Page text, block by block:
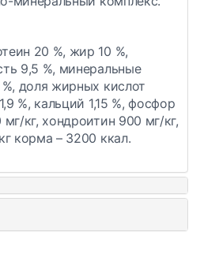
20 %, жир 10 %,
9,5 %, минеральные
доля жирных кислот
%, кальций 1,15 %, фосфор
кг, хондроитин 900 мг/кг,
корма – 3200 ккал.